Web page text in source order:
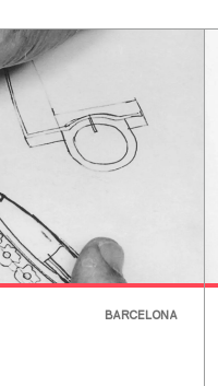
BARCELONA